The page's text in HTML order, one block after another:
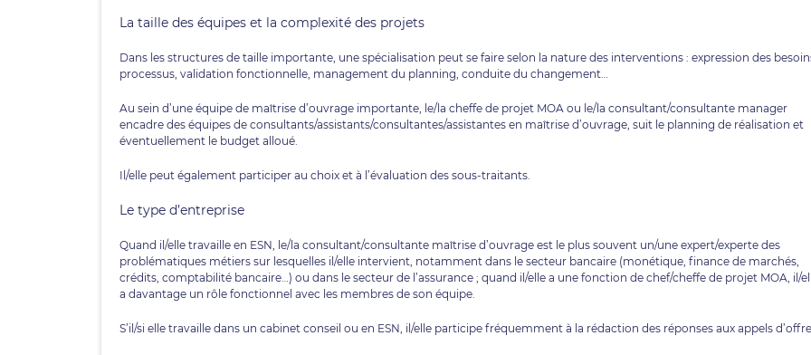
La taille des équipes et la complexité des projets
Dans les structures de taille importante, une spécialisation peut se faire selon la nature des interventions : expression des
processus, validation fonctionnelle, management du planning, conduite du changement…
Au sein d’une équipe de maîtrise d’ouvrage importante, le/la cheffe de projet MOA ou le/la consultant/consultante manager
encadre des équipes de consultants/assistants/consultantes/assistantes en maîtrise d’ouvrage, suit le planning de réalisation et
éventuellement le budget alloué.
Il/elle peut également participer au choix et à l’évaluation des sous-traitants.
Le type d’entreprise
Quand il/elle travaille en ESN, le/la consultant/consultante maîtrise d’ouvrage est le plus souvent un/une expert/experte des
problématiques métiers sur lesquelles il/elle intervient, notamment dans le secteur bancaire (monétique, finance de marchés,
crédits, comptabilité bancaire…) ou dans le secteur de l’assurance ; quand il/elle a une fonction de chef/cheffe de projet MOA, il/
a davantage un rôle fonctionnel avec les membres de son équipe.
S’il/si elle travaille dans un cabinet conseil ou en ESN, il/elle participe fréquemment à la rédaction des réponses aux appels